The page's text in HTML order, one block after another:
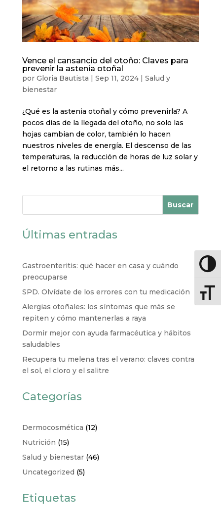
Vence el cansancio del otoño: Claves para
prevenir la astenia otoñal
por Gloria Bautista | Sep 11, 2024| Salud y
bienestar
¿Qué es la astenia otoñal y cómo prevenirla? A
pocos días de la llegada del otoño, no solo las
hojas cambian de color, también lo hacen
nuestros niveles de energía. El descenso de las
temperaturas, la reducción de horas de luz solar y
el retorno a las rutinas más...
Buscar
Últimas entradas
Gastroenteritis: qué hacer en casa y cuándo
preocuparse
SPD. Olvídate de los errores con tu medicación
Alergias otoñales: los síntomas que más se
repiten y cómo mantenerlas a raya
Dormir mejor con ayuda farmacéutica y hábitos
saludables
Recupera tu melena tras el verano: claves contra
el sol, el cloro y el salitre
Categorías
Dermocosmética (12)
Nutrición (15)
Salud y bienestar(46)
Uncategorized (5)
Etiquetas